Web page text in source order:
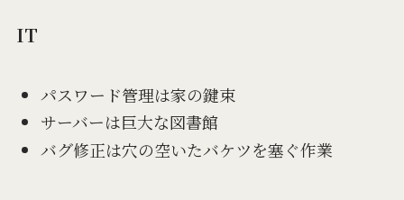
IT
パスワード管理は家の鍵束
サーバーは巨大な図書館
バグ修正は穴の空いたバケツを塞ぐ作業